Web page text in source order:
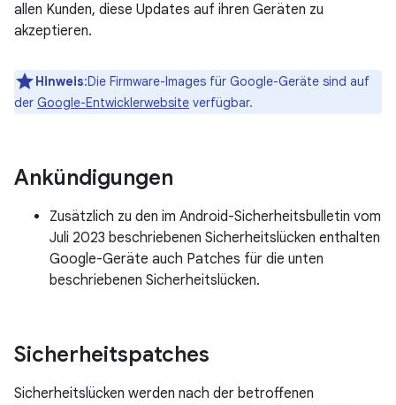
allen Kunden, diese Updates auf ihren Geräten zu
akzeptieren.
Hinweis:Die Firmware-Images für Google-Geräte sind auf
der Google-Entwicklerwebsite verfügbar.
Ankündigungen
Zusätzlich zu den im Android-Sicherheitsbulletin vom
Juli 2023 beschriebenen Sicherheitslücken enthalten
Google-Geräte auch Patches für die unten
beschriebenen Sicherheitslücken.
Sicherheitspatches
Sicherheitslücken werden nach der betroffenen